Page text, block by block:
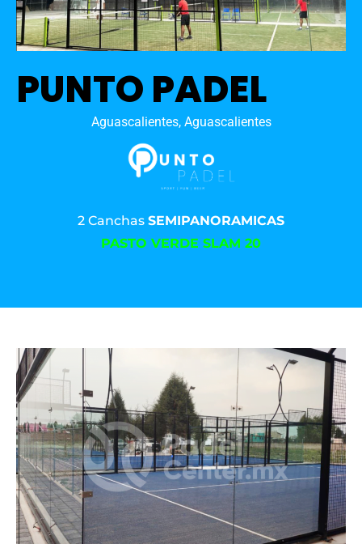
PUNTO PADEL
Aguascalientes, Aguascalientes
2 Canchas SEMIPANORAMICAS
PASTO VERDE SLAM 20